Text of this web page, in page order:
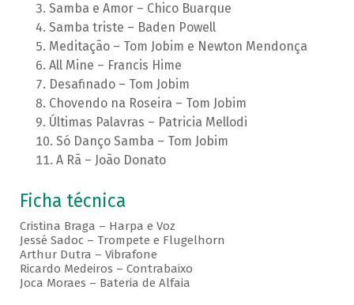
Samba e Amor – Chico Buarque
Samba triste – Baden Powell
Meditação – Tom Jobim e Newton Mendonça
All Mine – Francis Hime
Desafinado – Tom Jobim
Chovendo na Roseira – Tom Jobim
Últimas Palavras – Patricia Mellodi
Só Danço Samba – Tom Jobim
A Rã – João Donato
Ficha técnica
Cristina Braga – Harpa e Voz
Jessé Sadoc – Trompete e Flugelhorn
Arthur Dutra – Vibrafone
Ricardo Medeiros – Contrabaixo
Joca Moraes – Bateria de Alfaia